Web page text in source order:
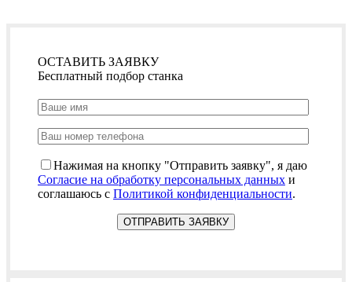
ОСТАВИТЬ ЗАЯВКУ
Бесплатный подбор станка
Нажимая на кнопку "Отправить заявку", я даю
Согласие на обработку персональных данных и
соглашаюсь с Политикой конфиденциальности.